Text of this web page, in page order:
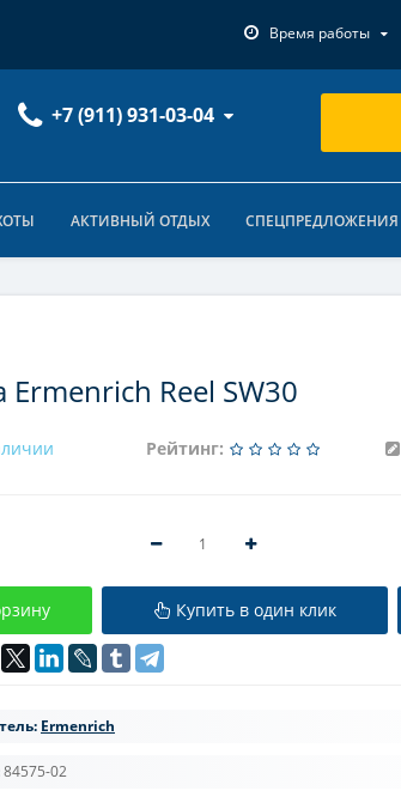
Время работы
+7 (911) 931-03-04
АКТИВНЫЙ ОТДЫХ СПЕЦПРЕДЛОЖЕНИЯ
Ermenrich Reel SW30
Рейтинг:
Купить в один клик
Ermenrich
84575-02